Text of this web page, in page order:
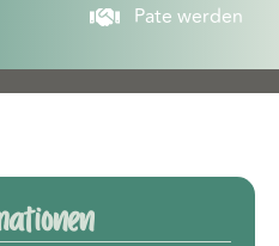
Pate werden